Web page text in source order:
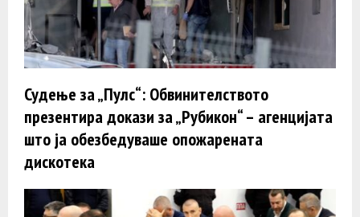
Судење за „Пулс“: Обвинителството
презентира докази за „Рубикон“ – агенцијата
што ја обезбедуваше опожарената
дискотека